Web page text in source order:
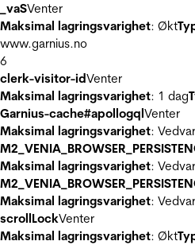
_vaSVenter
Maksimal lagringsvarighet: Økt
www.garnius.no
6
clerk-visitor-idVenter
Maksimal lagringsvarighet: 1 dag
Garnius-cache#apollogqlVenter
Maksimal lagringsvarighet:
Maksimal lagringsvarighet:
Maksimal lagringsvarighet:
scrollLockVenter
Maksimal lagringsvarighet: Økt